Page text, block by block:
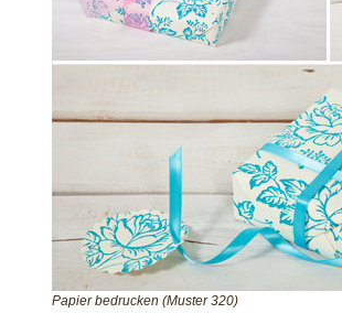
Papier bedrucken (Muster 320)